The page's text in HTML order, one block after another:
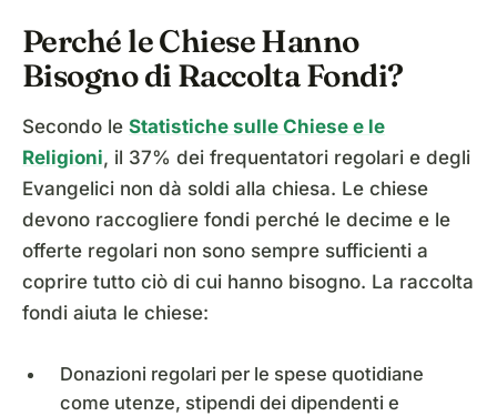
Perché le Chiese Hanno
Bisogno di Raccolta Fondi?
Secondo le Statistiche sulle Chiese e le
Religioni, il 37% dei frequentatori regolari e degli
Evangelici non dà soldi alla chiesa. Le chiese
devono raccogliere fondi perché le decime e le
offerte regolari non sono sempre sufficienti a
coprire tutto ciò di cui hanno bisogno. La raccolta
fondi aiuta le chiese:
Donazioni regolari per le spese quotidiane
come utenze, stipendi dei dipendenti e